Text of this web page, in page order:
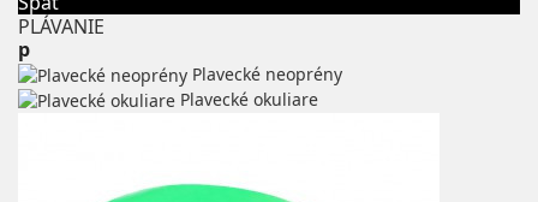
PLÁVANIE
p
Plavecké neoprény
Plavecké okuliare